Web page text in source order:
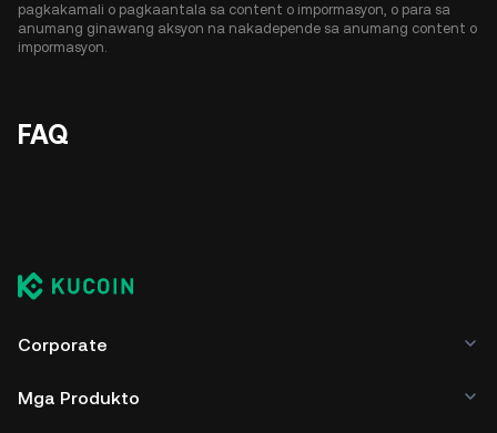
pagkakamali o pagkaantala sa content o impormasyon, o para sa
anumang ginawang aksyon na nakadepende sa anumang content o
impormasyon.
FAQ
Corporate
Mga Produkto